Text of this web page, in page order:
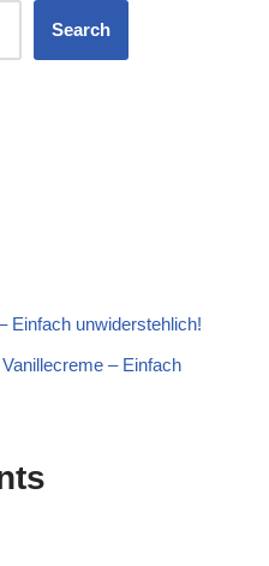
Search
Einfach unwiderstehlich!
– Einfach